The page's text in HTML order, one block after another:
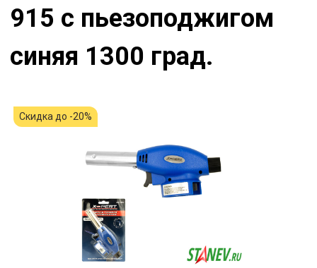
915 c пьезоподжигом
синяя 1300 град.
Скидка до -20%